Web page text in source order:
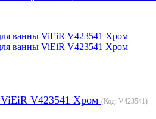
ViEiR V423541 Хром (Код: V423541)